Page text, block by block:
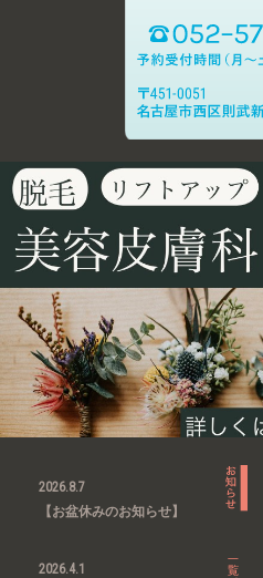
2026.8.7
【お盆休みのお知らせ】
2026.4.1